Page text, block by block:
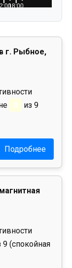
г. Рыбное,
0
из 9
Подробнее
9 (спокойная